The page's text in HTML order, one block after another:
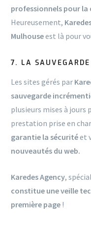
professionnels pour
Heureusement,
Mulhouseest là pour
7. LA
Les sites gérés par
sauvegarde
plusieurs mises à jours
prestation prise en
garantie la sécuritéet
nouveautés du web.
Karedes Agency,
constitue une veille
première page !